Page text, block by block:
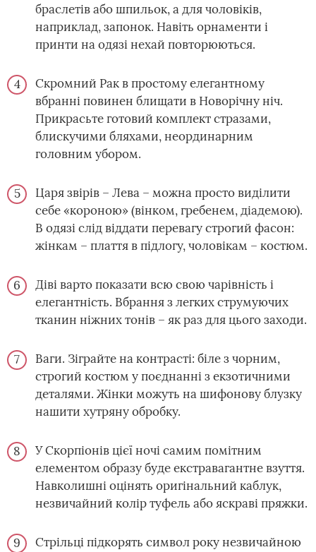
браслетів або шпильок, а для чоловіків,
наприклад, запонок. Навіть орнаменти і
принти на одязі нехай повторюються.
Скромний Рак в простому елегантному
вбранні повинен блищати в Новорічну ніч.
Прикрасьте готовий комплект стразами,
блискучими бляхами, неординарним
головним убором.
Царя звірів – Лева – можна просто виділити
себе «короною» (вінком, гребенем, діадемою).
В одязі слід віддати перевагу строгий фасон:
жінкам – плаття в підлогу, чоловікам – костюм.
Діві варто показати всю свою чарівність і
елегантність. Вбрання з легких струмуючих
тканин ніжних тонів – як раз для цього заходи.
Ваги. Зіграйте на контрасті: біле з чорним,
строгий костюм у поєднанні з екзотичними
деталями. Жінки можуть на шифонову блузку
нашити хутряну обробку.
У Скорпіонів цієї ночі самим помітним
елементом образу буде екстравагантне взуття.
Навколишні оцінять оригінальний каблук,
незвичайний колір туфель або яскраві пряжки.
Стрільці підкорять символ року незвичайною